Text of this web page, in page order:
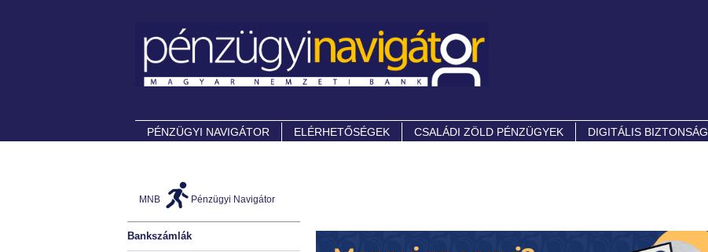
PÉNZÜGYI NAVIGÁTOR ELÉRHETŐSÉGEK CSALÁDI ZÖLD PÉNZÜGYEK DIGITÁLIS BIZTONSÁG
MNB Pénzügyi Navigátor
Bankszámlák